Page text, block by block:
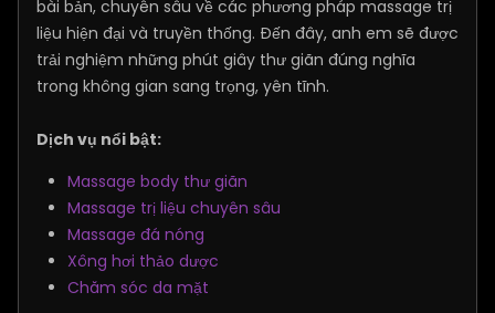
bài bản, chuyên sâu về các phương pháp massage trị
liệu hiện đại và truyền thống. Đến đây, anh em sẽ được
trải nghiệm những phút giây thư giãn đúng nghĩa
trong không gian sang trọng, yên tĩnh.
Dịch vụ nổi bật:
Massage body thư giãn
Massage trị liệu chuyên sâu
Massage đá nóng
Xông hơi thảo dược
Chăm sóc da mặt